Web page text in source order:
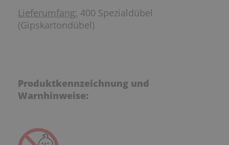
Lieferumfang: 400 Spezialdübel
(Gipskartondübel)
Produktkennzeichnung und
Warnhinweise: